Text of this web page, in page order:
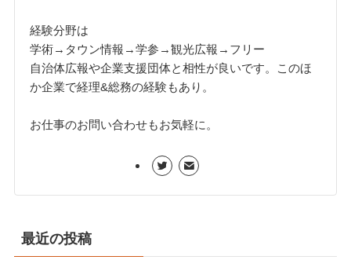
経験分野は
学術→タウン情報→学参→観光広報→フリー
自治体広報や企業支援団体と相性が良いです。このほ
か企業で経理&総務の経験もあり。
お仕事のお問い合わせもお気軽に。
最近の投稿